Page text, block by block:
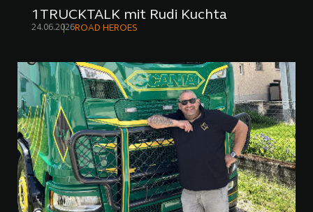
1TRUCKTALK mit Rudi Kuchta
24.06.2026ROAD HEROES